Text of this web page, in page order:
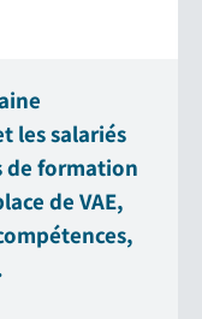
les salariés
de formation
de VAE,